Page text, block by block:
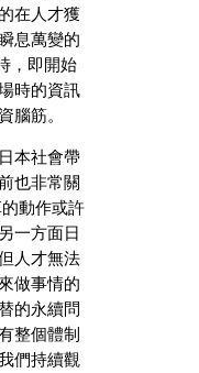
在人才獲
息萬變的
，即開始
時的資訊
腦筋。
本社會帶
也非常關
動作或許
一方面日
人才無法
做事情的
的永續問
整個體制
們持續觀